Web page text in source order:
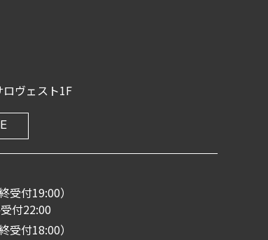
ロヴェスト1F
受付19:00）
付22:00
受付18:00）